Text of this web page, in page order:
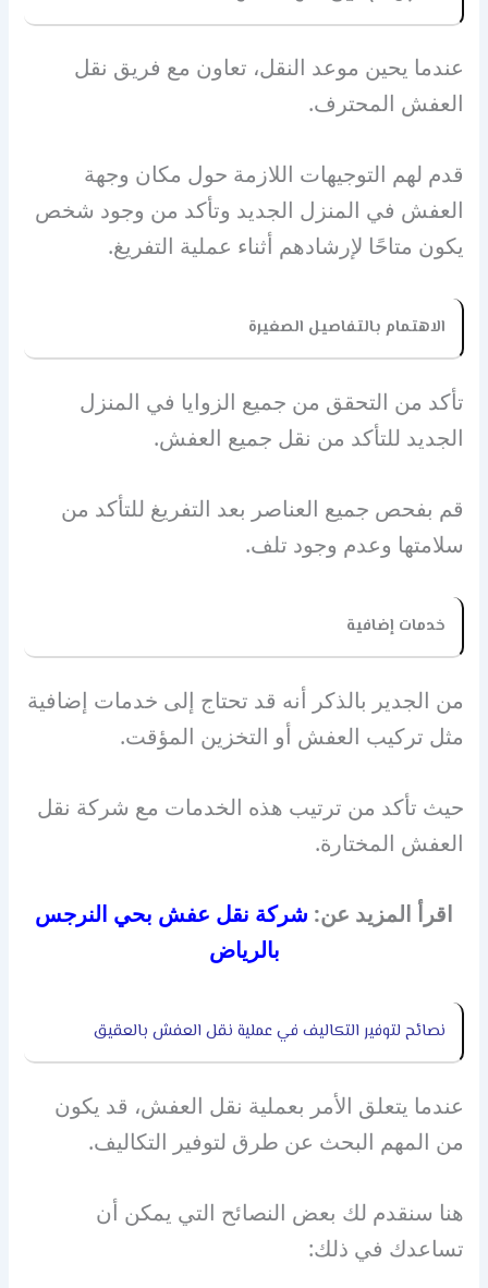
عندما يحين موعد النقل، تعاون مع فريق نقل
العفش المحترف.
قدم لهم التوجيهات اللازمة حول مكان وجهة
العفش في المنزل الجديد وتأكد من وجود شخص
يكون متاحًا لإرشادهم أثناء عملية التفريغ.
الاهتمام بالتفاصيل الصغيرة
تأكد من التحقق من جميع الزوايا في المنزل
الجديد للتأكد من نقل جميع العفش.
قم بفحص جميع العناصر بعد التفريغ للتأكد من
سلامتها وعدم وجود تلف.
خدمات إضافية
من الجدير بالذكر أنه قد تحتاج إلى خدمات إضافية
مثل تركيب العفش أو التخزين المؤقت.
حيث تأكد من ترتيب هذه الخدمات مع شركة نقل
العفش المختارة.
اقرأ المزيد عن: شركة نقل عفش بحي النرجس
بالرياض
نصائح لتوفير التكاليف في عملية نقل العفش بالعقيق
عندما يتعلق الأمر بعملية نقل العفش، قد يكون
من المهم البحث عن طرق لتوفير التكاليف.
هنا سنقدم لك بعض النصائح التي يمكن أن
تساعدك في ذلك: